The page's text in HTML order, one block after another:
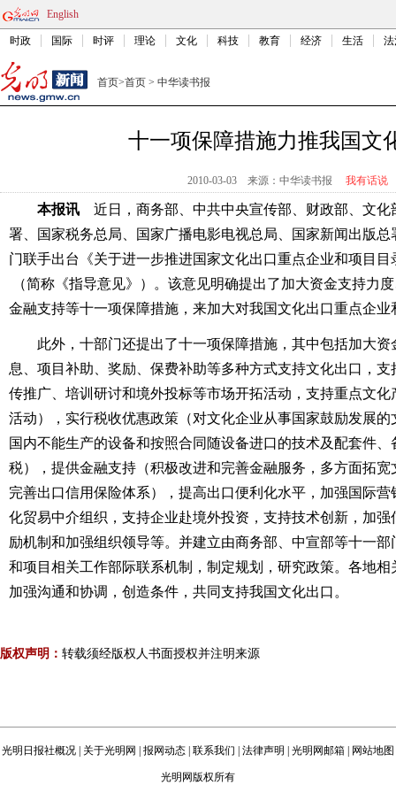
English
时政 国际 时评 理论 文化 科技 教育 经济 生活
首页>首页 > 中华读书报
十一项保障措施力推我国文
2010-03-03 来源：中华读书报 我有话说
本报讯 近日，商务部、中共中央宣传部、财政部、文
署、国家税务总局、国家广播电影电视总局、国家新闻出版
门联手出台《关于进一步推进国家文化出口重点企业和项目
（简称《指导意见》）。该意见明确提出了加大资金支持力
金融支持等十一项保障措施，来加大对我国文化出口重点企
此外，十部门还提出了十一项保障措施，其中包括加大
息、项目补助、奖励、保费补助等多种方式支持文化出口，
传推广、培训研讨和境外投标等市场开拓活动，支持重点文
活动），实行税收优惠政策（对文化企业从事国家鼓励发展
国内不能生产的设备和按照合同随设备进口的技术及配套件
税），提供金融支持（积极改进和完善金融服务，多方面拓
完善出口信用保险体系），提高出口便利化水平，加强国际
化贸易中介组织，支持企业赴境外投资，支持技术创新，加
励机制和加强组织领导等。并建立由商务部、中宣部等十一
和项目相关工作部际联系机制，制定规划，研究政策。各地
加强沟通和协调，创造条件，共同支持我国文化出口。
版权声明： 转载须经版权人书面授权并注明来源
光明日报社概况 关于光明网 报网动态 联系我们 法律声明 光明网邮箱 网站地图
光明网版权所有